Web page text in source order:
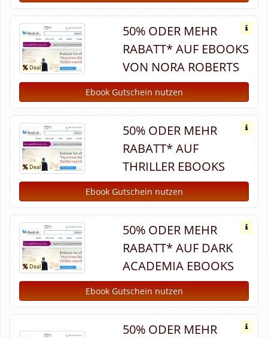
50% ODER MEHR
RABATT* AUF EBOOKS
VON NORA ROBERTS
Ebook Gutschein nutzen
50% ODER MEHR
RABATT* AUF
THRILLER EBOOKS
Ebook Gutschein nutzen
50% ODER MEHR
RABATT* AUF DARK
ACADEMIA EBOOKS
Ebook Gutschein nutzen
50% ODER MEHR